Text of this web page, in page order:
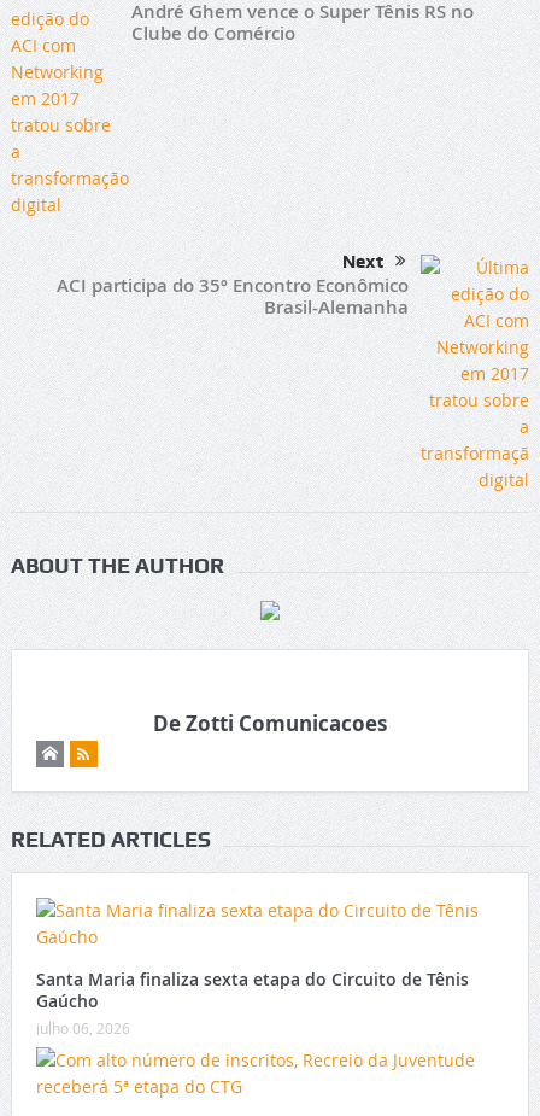
André Ghem vence o Super Tênis RS no
Clube do Comércio
Next
ACI participa do 35º Encontro Econômico
Brasil-Alemanha
ABOUT THE AUTHOR
De Zotti Comunicacoes
RELATED ARTICLES
Santa Maria finaliza sexta etapa do Circuito de Tênis
Gaúcho
julho 06, 2026